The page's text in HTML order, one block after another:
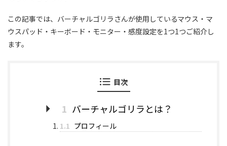
この記事では、バーチャルゴリラさんが使用しているマウス・マ
ウスパッド・キーボード・モニター・感度設定を1つ1つご紹介し
ます。
目次
1 バーチャルゴリラとは？
1.1 プロフィール